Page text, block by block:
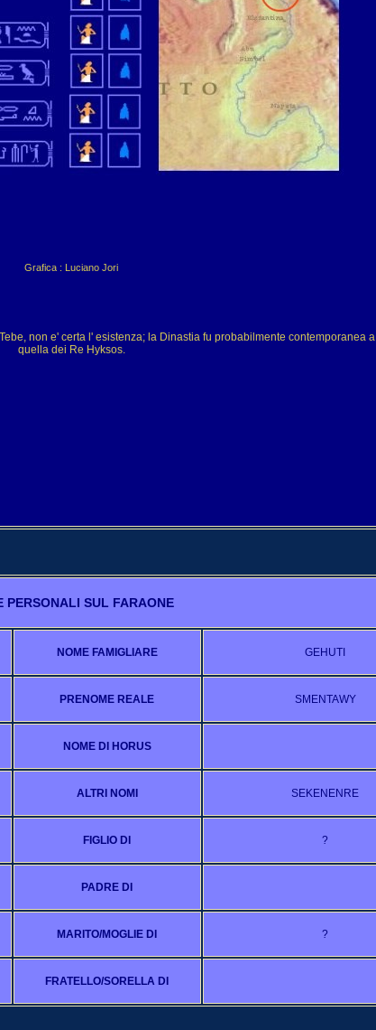
Grafica : Luciano Jori
non e' certa l' esistenza; la Dinastia fu probabilmente contemporanea a
quella dei Re Hyksos.
PERSONALI SUL FARAONE
NOME FAMIGLIARE GEHUTI
PRENOME REALE SMENTAWY
NOME DI HORUS
ALTRI NOMI SEKENENRE
FIGLIO DI ?
PADRE DI
MARITO/MOGLIE DI ?
FRATELLO/SORELLA DI